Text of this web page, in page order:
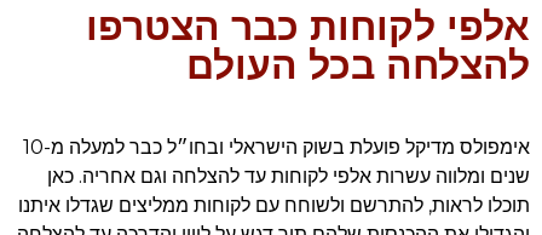
אלפי לקוחות כבר הצטרפו
להצלחה בכל העולם
אימפולס מדיקל פועלת בשוק הישראלי ובחו״ל כבר למעלה מ-10
שנים ומלווה עשרות אלפי לקוחות עד להצלחה וגם אחריה. כאן
תוכלו לראות, להתרשם ולשוחח עם לקוחות ממליצים שגדלו איתנו